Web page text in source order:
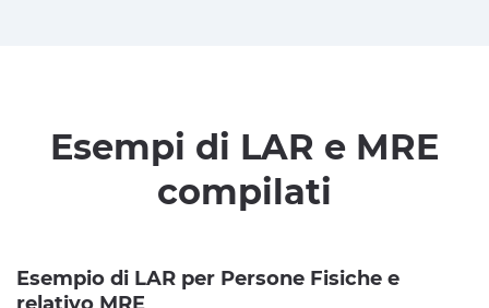
Esempi di LAR e MRE
compilati
Esempio di LAR per Persone Fisiche e